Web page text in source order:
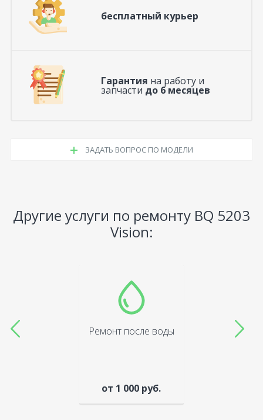
бесплатный курьер
Гарантия на работу и
запчасти до 6 месяцев
ЗАДАТЬ ВОПРОС ПО МОДЕЛИ
Другие услуги по ремонту BQ 5203
Vision:
Ремонт после воды
от 1 000 руб.